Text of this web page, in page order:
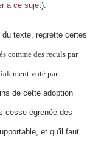
à ce sujet).
texte, regrette certes
comme des reculs par
voté par
de cette adoption
cesse égrenée des
et qu'il faut